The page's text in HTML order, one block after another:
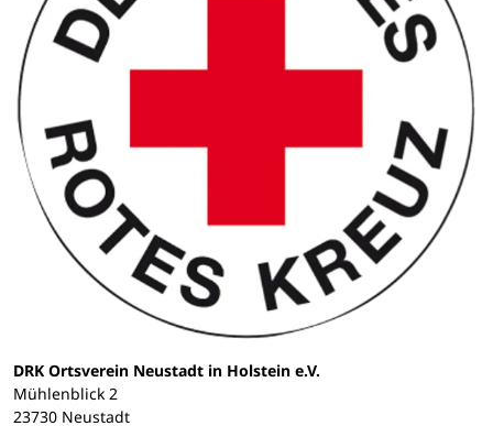
DRK Ortsverein Neustadt in Holstein e.V.
Mühlenblick 2
23730 Neustadt